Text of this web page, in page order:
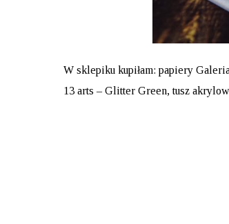
W sklepiku kupiłam: papiery
13 arts – Glitter Green,tusz